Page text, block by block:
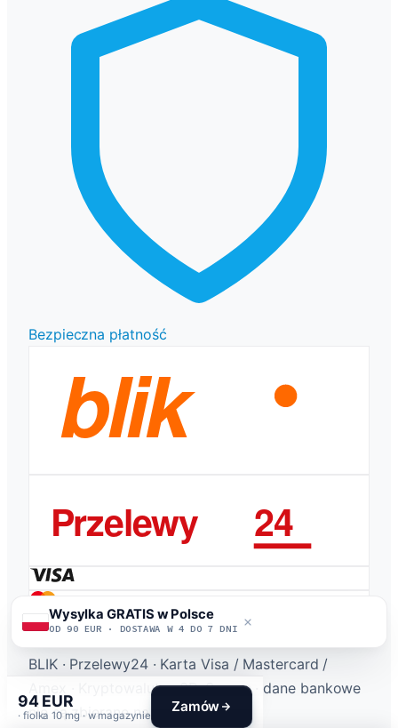
94 EUR
· fiolka 10 mg · w magazynie
Zamów
Bezpieczna płatność
BLIK · Przelewy24 · Karta Visa / Mastercard /
Amex · Kryptowaluty · 3D-Secure · dane bankowe
nie są zbierane na tej stronie
Wysylka GRATIS w Polsce
OD 90 EUR · DOSTAWA W 4 DO 7 DNI